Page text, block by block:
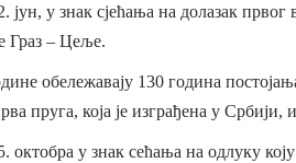
у знак сјећања на долазак првог
Граз – Цеље.
обележавају 130 година
пруга, која је изграђена у
у знак сећања на одлуку